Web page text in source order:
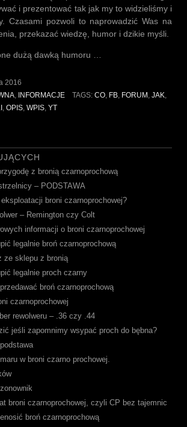
i prezentować tak jak my to widzieliśmy i
Czasami pozwoli to naprowadzić Was na
przekazać wiedzę, humor i dzikie myśli.
dużą dawką humoru …
2016
, INFORMACJE TAGS: CO, FB, FORUM , JAK,
, OPIS, WPIS, YT
z bronią czarnoprochową
– PODSTAWA
broni czarnoprochowej?
– Remington czy Colt
informacji o broni czarnoprochowej
legalnie broń czarnoprochową
ze sklepu z bronią
legalnie proch czarny
broń czarnoprochową
czarnoprochowej
rewolweru – .36 czy .44
jeśli zapomnimy wsypać proch do bębna?
w broni czarno prochowej.
broni czarnoprochowej, czyli CP bez tajemnic
broń czarnoprochową